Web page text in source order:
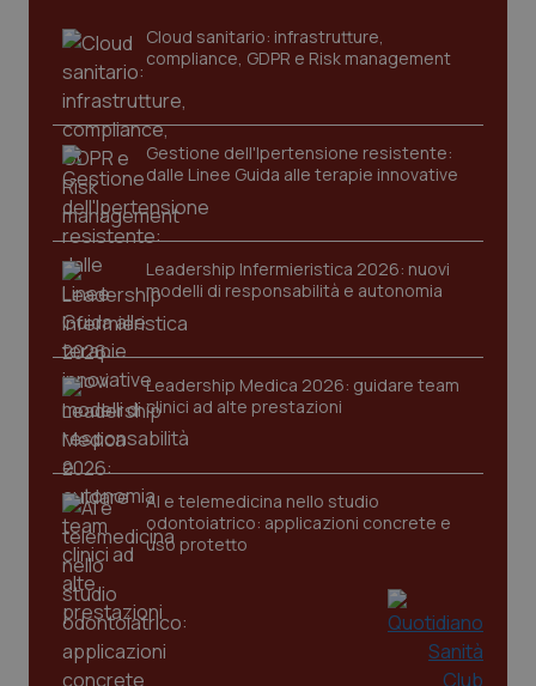
Cloud sanitario: infrastrutture,
compliance, GDPR e Risk management
Gestione dell'Ipertensione resistente:
dalle Linee Guida alle terapie innovative
Leadership Infermieristica 2026: nuovi
modelli di responsabilità e autonomia
Leadership Medica 2026: guidare team
clinici ad alte prestazioni
AI e telemedicina nello studio
odontoiatrico: applicazioni concrete e
uso protetto
CookieScriptConsent
CookieScript
tracking-sites-ironfish-
tracking-enable
www.quotidianosanita.it